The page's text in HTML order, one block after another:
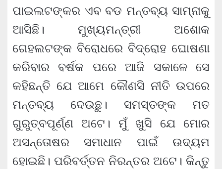
ପାଇଲଟଙ୍କର ଏବ ବଡ ମନ୍ତବ୍ୟ ସାମ୍ନାକୁ
ଆସିଛି। ମୁଖ୍ୟମନ୍ତ୍ରୀ ଅଶୋକ
ଗେହଲଟଙ୍କ ବିରୋଧରେ ବିଦ୍ରୋହ ଘୋଷଣା
କରିବାର ବର୍ଷକ ପରେ ଆଜି ସକାଳେ ସେ
କହିଛନ୍ତି ଯେ ଆମେ କୌଣସି ନୀତି ଉପରେ
ମନ୍ତବ୍ୟ ଦେଉଛୁ। ସମସ୍ତଙ୍କ ମତ
ଗୁରୁତ୍ବପୂର୍ଣ୍ଣ ଅଟେ। ମୁଁ ଖୁସି ଯେ ମୋର
ଅସନ୍ତୋଷର ସମାଧାନ ପାଇଁ ଉଦ୍ୟମ
ହୋଇଛି। ପରିବର୍ତ୍ତନ ନିରନ୍ତର ଅଟେ। କିନ୍ତୁ